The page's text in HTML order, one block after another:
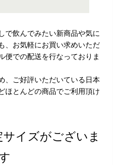
で飲んでみたい新商品や気に
、お気軽にお買い求めいただ
便での配送を行なっておりま
、ご好評いただいている日本
ほとんどの商品でご利用頂け
イズがございま